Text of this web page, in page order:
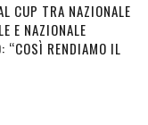
CUP TRA NAZIONALE
E NAZIONALE
“COSÌ RENDIAMO IL